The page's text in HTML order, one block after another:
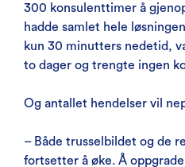
300 konsulenttimer å
hadde samlet hele
kun 30 minutters nedetid,
to dager og trengte ingen
Og antallet hendelser vil
– Både trusselbildet og de
fortsetter å øke. Å